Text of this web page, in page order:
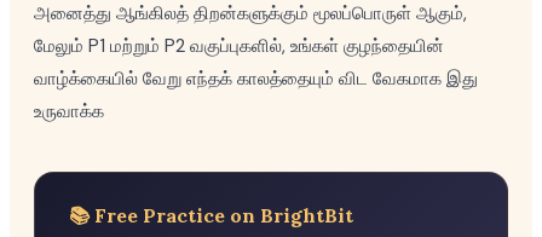
அனைத்து ஆங்கிலத் திறன்களுக்கும் மூலப்பொருள் ஆகும்,
மேலும் P1 மற்றும் P2 வகுப்புகளில், உங்கள் குழந்தையின்
வாழ்க்கையில் வேறு எந்தக் காலத்தையும் விட வேகமாக இது
உருவாக்க
📚 Free Practice on BrightBit